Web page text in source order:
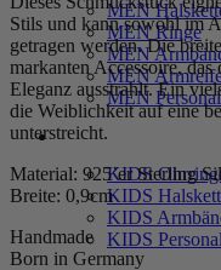
MEN
MEN Ringe
MEN
MEN
MEN
KIDS
KIDS
KIDS
KIDS
KIDS
Stils und kann sowohl im
getragen werden. Die
markanten Accessoire,
Eleganz ausstrahlt. Ein
die Weiblichkeit auf eine
unterstreicht.
Material: 925’er Sterling
Breite: 0,9cm
Handmade
Born in Germany